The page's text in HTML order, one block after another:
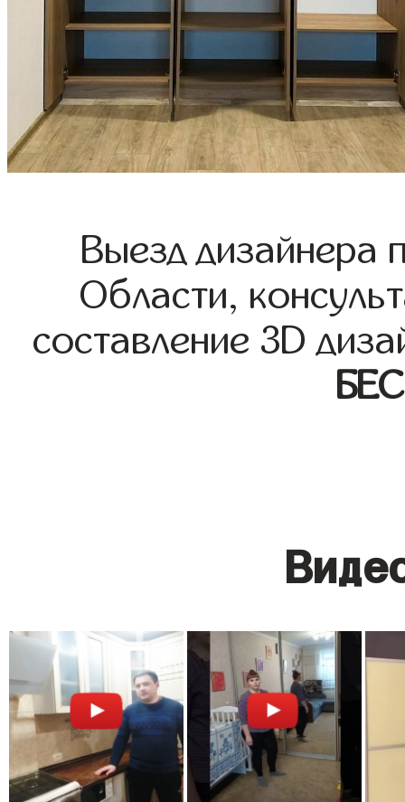
Выезд дизайнера
Области,
составление 3D